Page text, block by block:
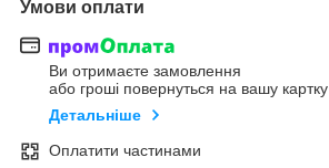
Умови оплати
Ви отримаєте замовлення
або гроші повернуться на вашу картку
Детальніше
Оплатити частинами